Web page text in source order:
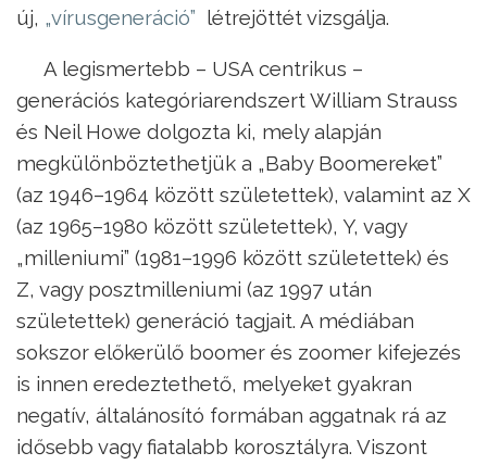
új, „vírusgeneráció” létrejöttét vizsgálja.
A legismertebb – USA centrikus –
generációs kategóriarendszert William Strauss
és Neil Howe dolgozta ki, mely alapján
megkülönböztethetjük a „Baby Boomereket”
(az 1946–1964 között születettek), valamint az X
(az 1965–1980 között születettek), Y, vagy
„milleniumi” (1981–1996 között születettek) és
Z, vagy posztmilleniumi (az 1997 után
születettek) generáció tagjait. A médiában
sokszor előkerülő boomer és zoomer kifejezés
is innen eredeztethető, melyeket gyakran
negatív, általánosító formában aggatnak rá az
idősebb vagy fiatalabb korosztályra. Viszont